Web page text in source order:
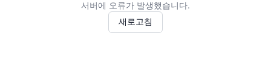
서버에 오류가 발생했습니다.
새로고침